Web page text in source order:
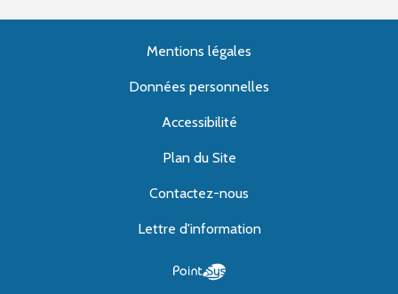
Mentions légales
Données personnelles
Accessibilité
Plan du Site
Contactez-nous
Lettre d'information